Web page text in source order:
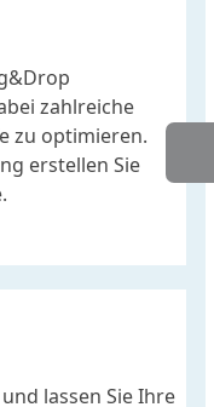
zahlreiche
zu optimieren.
erstellen Sie
lassen Sie Ihre